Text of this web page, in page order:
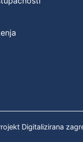
Digitalizirana